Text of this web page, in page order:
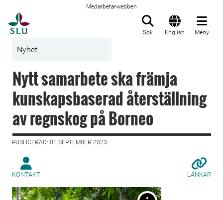
Medarbetarwebben
Sök English Meny
Nyhet
Nytt samarbete ska främja
kunskapsbaserad återställning
av regnskog på Borneo
PUBLICERAD: 01 SEPTEMBER 2023
KONTAKT LÄNKAR